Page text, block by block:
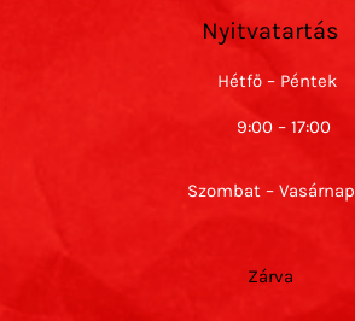
Nyitvatartás
Hétfő – Péntek
9:00 – 17:00
Szombat – Vasárnap
Zárva